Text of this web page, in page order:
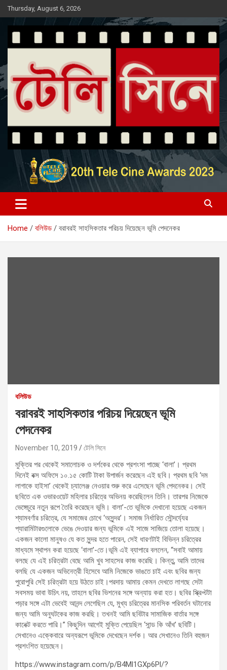
Skip
to
content
Thursday, August 6, 2026
টেলি সিনে
Entertainment News Portal
Home বলিউড বরাবরই সাহসিকতার পরিচয় দিয়েছেন ভূমি পেদনেকর
বলিউড
বরাবরই সাহসিকতার পরিচয় দিয়েছেন ভূমি
পেদনেকর
November 10, 2019 টেলি সিনে
মুক্তির পর থেকেই সমালোচক ও দর্শকের থেকে প্রশংসা পাচ্ছে ‘বালা’। প্রথম
দিনেই বক্স অফিসে ১০.১৫ কোটি টাকা উপার্জন করেছেন এই ছবি। প্রথম ছবি ‘দম
লাগাকে হাইসা’ থেকেই চ্যালেঞ্জ নেওয়ার শুরু করে এসেছেন ভূমি পেদনেকর। সেই
ছবিতে এক ওভারওয়েট মহিলার চরিত্রে অভিনয় করেছিলেন তিনি। তারপর নিজেকে
ভেঙ্গেচুরে নতুন রূপে তৈরি করেছেন ভূমি। বালা’-তে ভূমিকে দেখানো হয়েছে একজন
শ্যামবর্ণার চরিত্রে, যে সমাজের চোখে ‘অসুন্দর’। সমাজ নির্ধারিত সৌন্দর্য্যের
প্যারামিটারগুলোকে ভেঙে দেওয়ার জন্য ভূমিকে এই সাজে সাজিয়ে তোলা হয়েছে।
একজন কালো মানুষও যে কত সুন্দর হতে পারেন, সেই ধারণটাই বিভিন্ন চরিত্রের
মাধ্যমে স্থাপন করা হয়েছে ‘বালা’-তে।ভূমি এই ব্যাপারে বললেন, “সবাই আমায়
বলছে যে এই চরিত্রটা বেছে আমি খুব সাহসের কাজ করেছি। কিন্তু, আমি তাদের
বলছি যে একজন অভিনেত্রী হিসেবে আমি নিজেকে ভাঙতে চাই এবং ছবির জন্য
পুরোপুরি সেই চরিত্রটা হয়ে উঠতে চাই।পরদায় আমায় কেমন দেখতে লাগছে সেটা
সবসময় ভাবা উচিৎ নয়, তাহলে ছবির ভিশনের সঙ্গে অন্যায় করা হত। ছবির স্ক্রিপ্টটা
পড়ার সঙ্গে এটা ভেবেই আনন্দ লেগেছিল যে, মুখ্য চরিত্রের মানসিক পরিবর্তন ঘটানোর
জন্য আমি অনুঘটকের কাজ করছি। তখনই আমি ছবিটার সামাজিক বার্তার সঙ্গে
কানেক্ট করতে পারি।” কিছুদিন আগেই মুক্তি পেয়েছিল ‘সান্ড কি আঁখ’ ছবিটি।
সেখানেও এক্কেবারে অন্যরূপে ভূমিকে দেখেছেন দর্শক। আর সেখানেও তিনি বহুজন
প্রশংশিত হয়েছেন।
https://www.instagram.com/p/B4Ml1GXp6Pl/?